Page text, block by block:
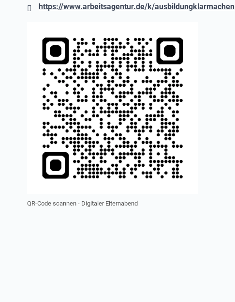
https://www.arbeitsagentur.de/k/ausbildungklarmachen
QR-Code scannen - Digitaler Elternabend